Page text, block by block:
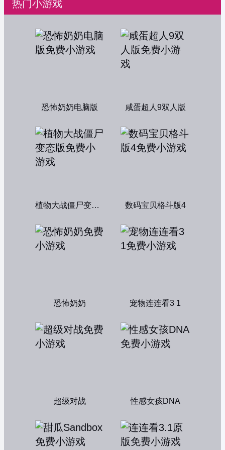
热门小游戏
恐怖奶奶电脑版 咸蛋超人9双人版
植物大战僵尸变态版 数码宝贝格斗版4
恐怖奶奶 宠物连连看3 1
超级对战 性感女孩DNA